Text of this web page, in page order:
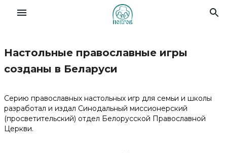
Славянский форум семей
О Фонде
Деятельность
Настольные православные игры
созданы в Беларуси
Серию православных настольных игр для семьи и школы
разработал и издал Синодальный миссионерский
(просветительский) отдел Белорусской Православной
Церкви.